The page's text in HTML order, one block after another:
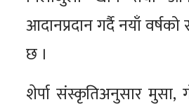
आदानप्रदान गर्दै नयाँ वर्षको
छ ।
शेर्पा संस्कृतिअनुसार मुसा,